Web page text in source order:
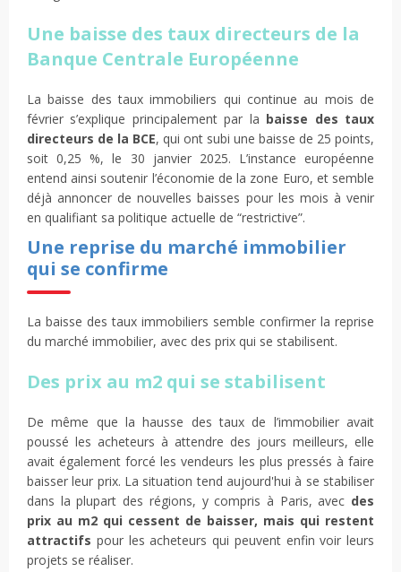
Une baisse des taux directeurs de la
Banque Centrale Européenne
La baisse des taux immobiliers qui continue au mois de
février s’explique principalement par la baisse des taux
directeurs de la BCE, qui ont subi une baisse de 25 points,
soit 0,25 %, le 30 janvier 2025. L’instance européenne
entend ainsi soutenir l’économie de la zone Euro, et semble
déjà annoncer de nouvelles baisses pour les mois à venir
en qualifiant sa politique actuelle de “restrictive”.
Une reprise du marché immobilier
qui se confirme
La baisse des taux immobiliers semble confirmer la reprise
du marché immobilier, avec des prix qui se stabilisent.
Des prix au m2 qui se stabilisent
De même que la hausse des taux de l’immobilier avait
poussé les acheteurs à attendre des jours meilleurs, elle
avait également forcé les vendeurs les plus pressés à faire
baisser leur prix. La situation tend aujourd'hui à se stabiliser
dans la plupart des régions, y compris à Paris, avec des
prix au m2 qui cessent de baisser, mais qui restent
attractifs pour les acheteurs qui peuvent enfin voir leurs
projets se réaliser.